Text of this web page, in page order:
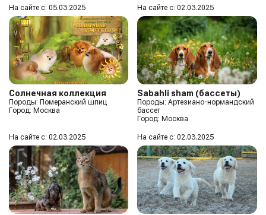
На сайте с: 05.03.2025
Солнечная коллекция
Породы: Померанский шпиц
Город: Москва
На сайте с: 02.03.2025
Sabahli sham (бассеты)
Породы: Артезиано-нормандский
бассет
Город: Москва
На сайте с: 02.03.2025 На сайте с: 02.03.2025